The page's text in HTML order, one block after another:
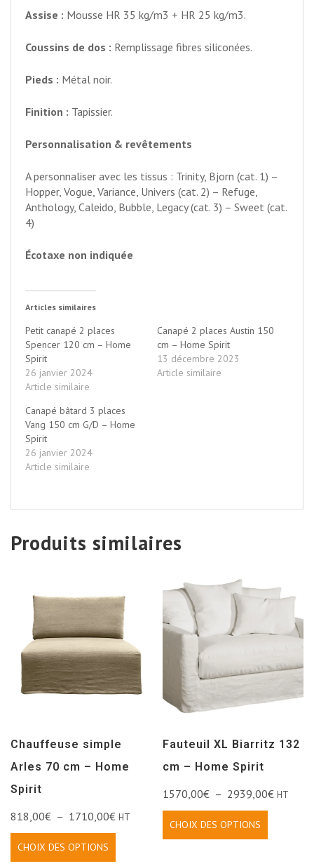
Assise : Mousse HR 35 kg/m3 + HR 25 kg/m3.
Coussins de dos : Remplissage fibres siliconées.
Pieds : Métal noir.
Finition : Tapissier.
Personnalisation & revêtements
A personnaliser avec les tissus : Trinity, Bjorn (cat. 1) –
Hopper, Vogue, Variance, Univers (cat. 2) – Refuge,
Anthology, Caleido, Bubble, Legacy (cat. 3) – Sweet (cat.
4)
Écotaxe non indiquée
Articles similaires
Petit canapé 2 places
Spencer 120 cm – Home
Spirit
26 janvier 2024
Article similaire
Canapé 2 places Austin 150
cm – Home Spirit
13 décembre 2023
Article similaire
Canapé bâtard 3 places
Vang 150 cm G/D – Home
Spirit
26 janvier 2024
Article similaire
Produits similaires
Chauffeuse simple
Arles 70 cm – Home
Spirit
818,00€ – 1710,00€ HT
CHOIX DES OPTIONS
Fauteuil XL Biarritz 132
cm – Home Spirit
1570,00€ – 2939,00€ HT
CHOIX DES OPTIONS